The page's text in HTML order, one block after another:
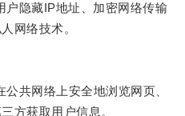
隐藏IP地址、加密网络传输
网络技术。
共网络上安全地浏览网页、
方获取用户信息。